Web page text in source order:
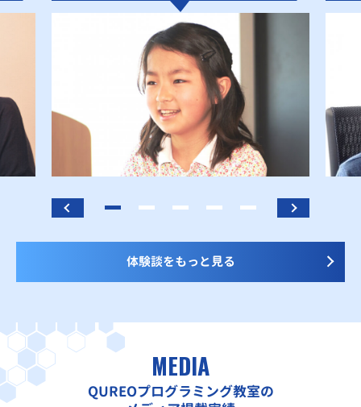
体験談をもっと見る
MEDIA
QUREOプログラミング教室の